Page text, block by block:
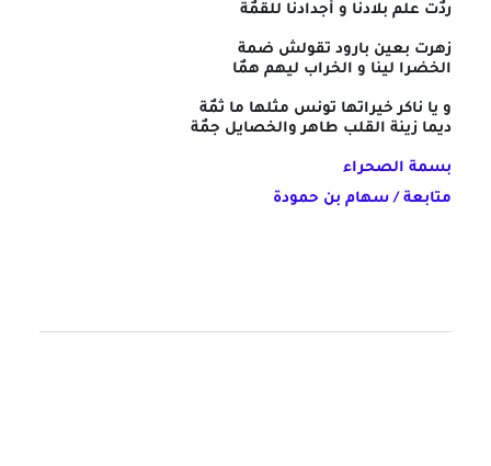
ردٌت علم بلادنا و أجدادنا للقمٌة
زهرت بعين بارود تقولش ضمة
الخضرا لينا و الخراب ليهم همٌا
و يا ناكر خيراتها تونس مثلها ما ثمٌة
ديما زينة القلب طاهر والخصايل جمٌة
بسمة الصحراء
متابعة / سهام بن حمودة